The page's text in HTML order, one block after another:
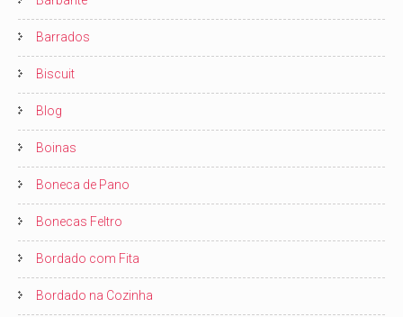
Barrados
Biscuit
Blog
Boinas
Boneca de Pano
Bonecas Feltro
Bordado com Fita
Bordado na Cozinha